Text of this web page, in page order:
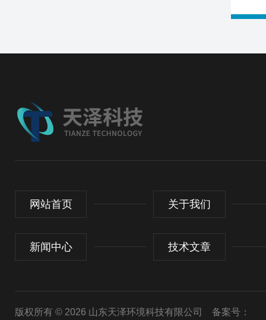
网站首页 关于我们
新闻中心 技术文章
版权所有 © 2026 山东天泽环境科技有限公司 备案号：